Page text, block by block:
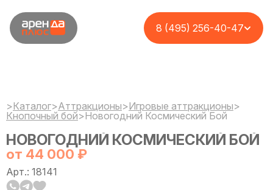
8 (495) 256-40-47
>Каталог>Аттракционы>Игровые аттракционы>
Кнопочный бой>Новогодний Космический Бой
НОВОГОДНИЙ КОСМИЧЕСКИЙ БОЙ
от 44 000 ₽
Арт.: 18141